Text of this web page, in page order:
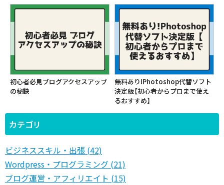
初心者必見ブログアクセスアップ
の秘訣
無料あり!Photoshop代替ソフト
決定版【初心者からプロまで使え
るおすすめ】
カテゴリ
ビジネススキル・出張 (42)
Wordpress・プログラミング (21)
ブログ運営・アフィリエイト (15)